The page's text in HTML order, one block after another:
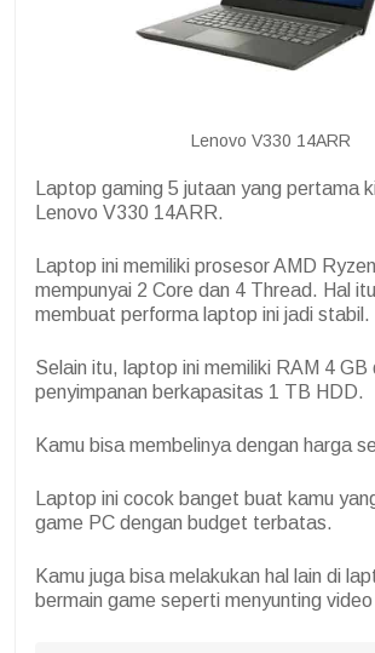
Lenovo V330 14ARR
Laptop gaming 5 jutaan yang pertama
Lenovo V330 14ARR.
Laptop ini memiliki prosesor AMD
mempunyai 2 Core dan 4 Thread. Hal
membuat performa laptop ini jadi stabil.
Selain itu, laptop ini memiliki RAM 4 GB
penyimpanan berkapasitas 1 TB HDD.
Kamu bisa membelinya dengan harga
Laptop ini cocok banget buat kamu
game PC dengan budget terbatas.
Kamu juga bisa melakukan hal lain di
bermain game seperti menyunting